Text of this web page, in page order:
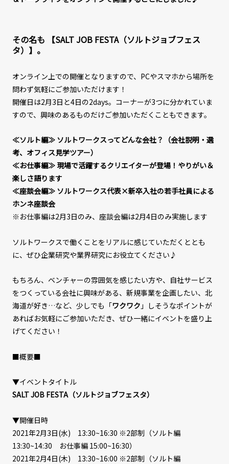
その名も 【SALT JOB FESTA（ソルトジョブフェス
タ）】。
オンライン上での開催となりますので、PCやスマホから場所を
問わず気軽にご参加いただけます！
開催日は2月3日と4日の2days。コーナーが3つに分かれていま
すので、興味のあるものだけご参加いただくこともできます。
≪ソルト編≫ ソルトワークスってどんな会社？（会社説明・選
考、オフィス見学ツアー）
≪お仕事編≫ 現場で活躍するクリエイターが登場！やりがい＆
楽しさ語ります
≪座談会編≫ ソルトワークス代表×新卒入社の若手社員による
ホンネ座談会
※お仕事編は2月3日のみ、座談会編は2月4日のみ実施します
ソルトワークスで働くことをリアルに感じていただくととも
に、ぜひ企業研究や業界研究にお役立てください♪
もちろん、ベンチャーの雰囲気を感じたい方や、自社サービス
をつくっている会社に興味がある、新規事業を企画したい、北
海道が好き…など、少しでも「ワクワク 」しそうなポイントが
あればお気軽にご参加いただき、ぜひ一緒にイベントを盛り上
げてください！
■概要■
▼イベントタイトル
SALT JOB FESTA（ソルトジョブフェスタ）
▼開催日時
2021年2月3日(水) 13:30~16:30 ※2部制（ソルト編
13:30~14:30 お仕事編 15:00~16:30）
2021年2月4日(木) 13:30~16:00 ※2部制（ソルト編